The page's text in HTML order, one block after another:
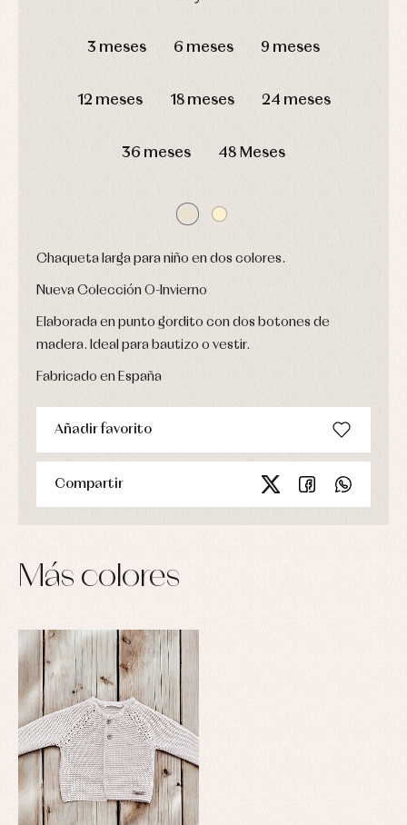
3 meses 6 meses 9 meses
12 meses 18 meses 24 meses
36 meses 48 Meses
Chaqueta larga para niño en dos colores.
Nueva Colección O-Invierno
Elaborada en punto gordito con dos botones de
madera. Ideal para bautizo o vestir.
Fabricado en España
Añadir favorito
Compartir
Más colores
bodys,
jersey
Ropa
de
interior
Vestidos